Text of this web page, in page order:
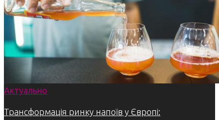
Актуально
Трансформація ринку напоїв у Європі: